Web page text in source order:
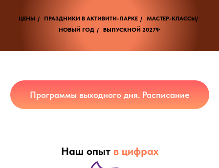
ЦЕНЫ / ПРАЗДНИКИ В АКТИВИТИ-ПАРКЕ /
МАСТЕР-КЛАССЫ/
НОВЫЙ ГОД / ВЫПУСКНОЙ 2027✨
Программы выходного дня. Расписание
Наш опыт в цифрах